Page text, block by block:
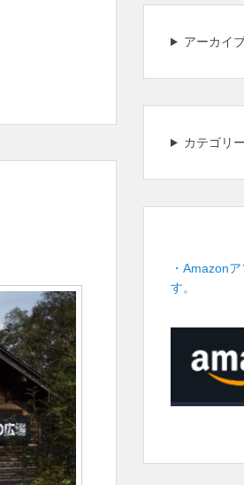
アーカイ
カテゴリー
・Amazon
す。